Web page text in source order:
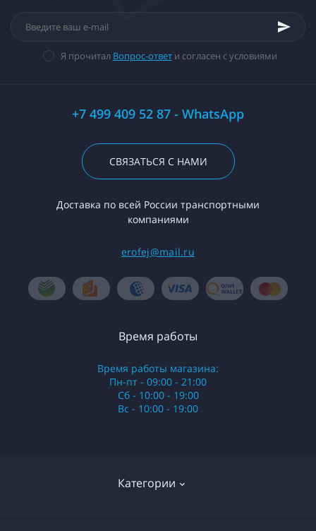
Я прочитал Вопрос-ответи согласен с условиями
+7 499 409 52 87 - WhatsApp
СВЯЗАТЬСЯ С НАМИ
Доставка по всей России транспортными
компаниями
erofej@mail.ru
Категории
Время работы
Время работы магазина:
Пн-пт - 09:00 - 21:00
Сб - 10:00 - 19:00
Вс - 10:00 - 19:00